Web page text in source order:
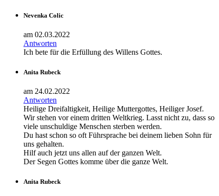
Nevenka Colic
am 02.03.2022
Antworten
Ich bete für die Erfüllung des Willens Gottes.
Anita Rubeck
am 24.02.2022
Antworten
Heilige Dreifaltigkeit, Heilige Muttergottes, Heiliger Josef.
Wir stehen vor einem dritten Weltkrieg. Lasst nicht zu, dass so
viele unschuldige Menschen sterben werden.
Du hast schon so oft Führsprache bei deinem lieben Sohn für
uns gehalten.
Hilf auch jetzt uns allen auf der ganzen Welt.
Der Segen Gottes komme über die ganze Welt.
Anita Rubeck